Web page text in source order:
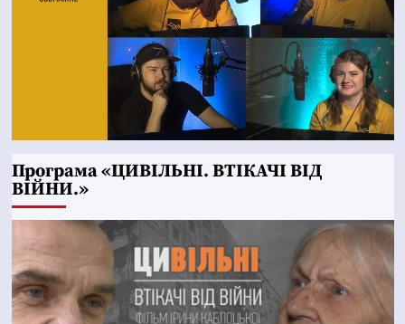
Програма «ЦИВІЛЬНІ. ВТІКАЧІ ВІД
ВІЙНИ.»